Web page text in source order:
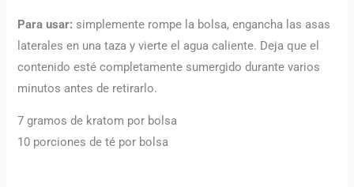
Para usar: simplemente rompe la bolsa, engancha las asas
laterales en una taza y vierte el agua caliente. Deja que el
contenido esté completamente sumergido durante varios
minutos antes de retirarlo.
7 gramos de kratom por bolsa
10 porciones de té por bolsa